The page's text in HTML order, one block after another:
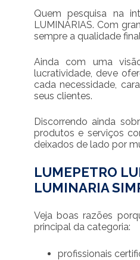
Quem pesquisa na
LUMINÁRIAS. Com
sempre a qualidade
Ainda com uma
lucratividade, deve
cada necessidade,
seus clientes.
Discorrendo ainda
produtos e serviços
deixados de lado por
LUMEPETRO
LUMINARIA
Veja boas razões
principal da categoria:
profissionais